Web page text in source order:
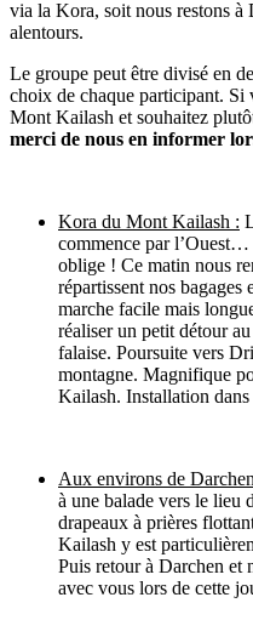
via la Kora, soit nous restons à
alentours.
Le groupe peut être divisé en
choix de chaque participant. Si
Mont Kailash et souhaitez
merci de nous en informer
Kora du Mont Kailash :
commence par
oblige ! Ce matin nous
répartissent nos bagages
marche facile mais
réaliser un petit détour
falaise. Poursuite vers
montagne. Magnifique
Kailash. Installation dans
Aux environs de
à une balade vers le lieu
drapeaux à prières
Kailash y est
Puis retour à Darchen et
avec vous lors de cette